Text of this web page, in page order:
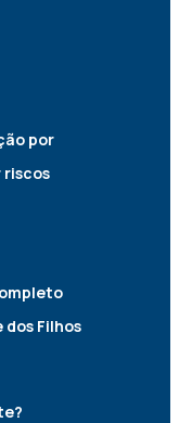
por
riscos
dos Filhos